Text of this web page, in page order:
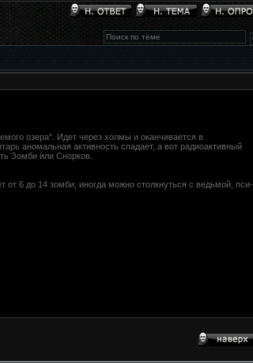
озера". Идет через холмы и оканчивается в
аномальная активность спадает, а вот радиоактивный
Зомби или Снорков.
от 6 до 14 зомби, иногда можно столкнуться с ведьмой, пси-